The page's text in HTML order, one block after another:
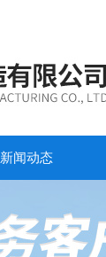
新闻动态